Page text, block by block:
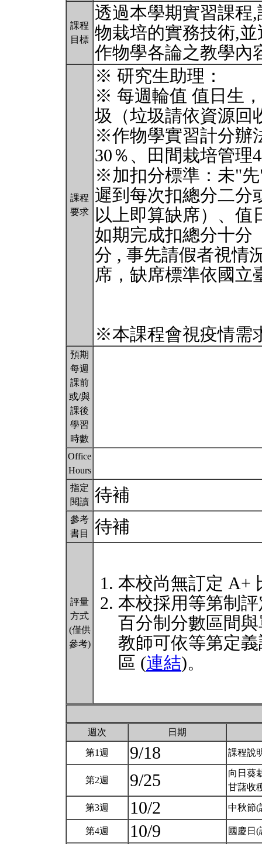
課程
目標
透過本學期實習課程
物栽培的實務技術,
作物學各論之教學內
課程
要求
※ 研究生助理：
※ 每週輪值 值日生
圾（垃圾請依資源回
※作物學實習計分辦
30％、田間栽培管理
※加扣分標準：未"
遲到每次扣總分二分
以上即算缺席）、值
如期完成扣總分十分
分 , 事先請假者視情
席，缺席標準依國立
※本課程會視疫情
預期
每週
課前
或/與
課後
學習
時數
Office
Hours
指定
閱讀 待補
參考
書目
待補
評量
方式
(僅供
參考)
本校尚無訂定 A+
本校採用等第制
百分制分數區間
教師可依等第定
區 (連結)。
週次 日期
第1週 9/18 課程說
第2週 9/25
向日葵
甘藷收
第3週 10/2 中秋節
第4週 10/9 國慶日